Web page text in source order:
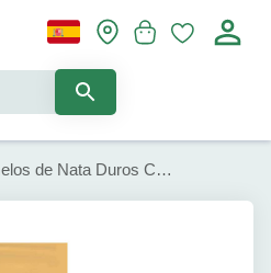
Caramelos de Nata Duros Continente (200 g)